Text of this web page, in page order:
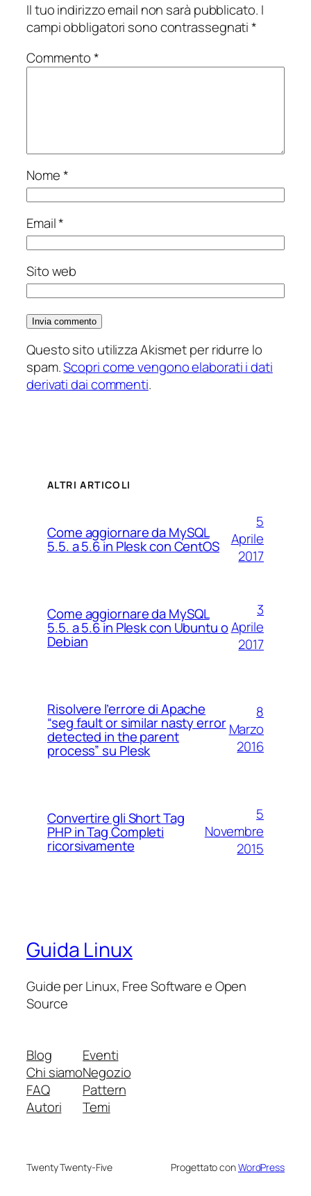
Il tuo indirizzo email non sarà pubblicato. I
campi obbligatori sono contrassegnati*
Commento*
Nome*
Email*
Sito web
Questo sito utilizza Akismet per ridurre lo
spam.Scopri come vengono elaborati i dati
derivati dai commenti.
ALTRI ARTICOLI
Come aggiornare da MySQL
5.5. a 5.6 in Plesk con CentOS
5
Aprile
2017
Come aggiornare da MySQL
5.5. a 5.6 in Plesk con Ubuntu o
Debian
3
Aprile
2017
Risolvere l’errore di Apache
“seg fault or similar nasty error
detected in the parent
process” su Plesk
8
Marzo
2016
Convertire gli Short Tag
PHP in Tag Completi
ricorsivamente
5
Novembre
2015
Guida Linux
Guide per Linux, Free Software e Open
Source
Blog
Chi siamo
FAQ
Autori
Eventi
Negozio
Pattern
Temi
Twenty Twenty-Five Progettato conWordPress